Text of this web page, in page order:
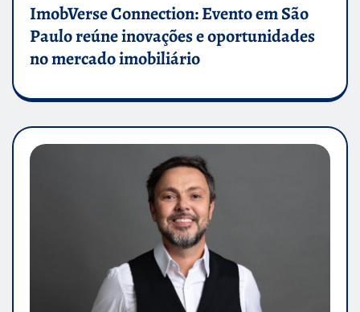
ImobVerse Connection: Evento em São
Paulo reúne inovações e oportunidades
no mercado imobiliário